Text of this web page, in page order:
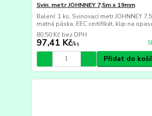
Svin. metr JOHNNEY 7,5m x 19mm
Balení: 1 ks, Svinovací metr JOHNNEY
matná páska, EEC certifikát, klip na
97,41 Kč/ks
80,50 Kč bez DPH
Přidat do